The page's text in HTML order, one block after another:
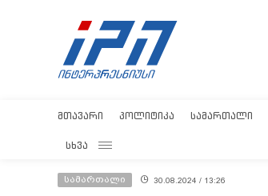
ᲛᲗᲐᲕᲐᲠᲘ ᲞᲝᲚᲘᲢᲘᲙᲐ ᲡᲐᲛᲐᲠᲗᲐᲚᲘ
ᲡᲮᲕᲐ
სამართალი 30.08.2024 / 13:26